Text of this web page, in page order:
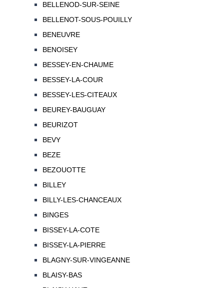
BELLENOD-SUR-SEINE
BELLENOT-SOUS-POUILLY
BENEUVRE
BENOISEY
BESSEY-EN-CHAUME
BESSEY-LA-COUR
BESSEY-LES-CITEAUX
BEUREY-BAUGUAY
BEURIZOT
BEVY
BEZE
BEZOUOTTE
BILLEY
BILLY-LES-CHANCEAUX
BINGES
BISSEY-LA-COTE
BISSEY-LA-PIERRE
BLAGNY-SUR-VINGEANNE
BLAISY-BAS